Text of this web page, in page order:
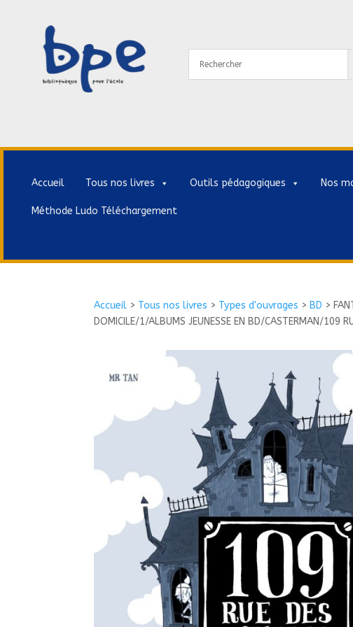
Accueil Tous nos livres Outils pédagogiques Nos
Méthode Ludo Téléchargement
Accueil > Tous nos livres > Types d'ouvrages > BD >
DOMICILE/1/ALBUMS JEUNESSE EN BD/CASTERMAN/109